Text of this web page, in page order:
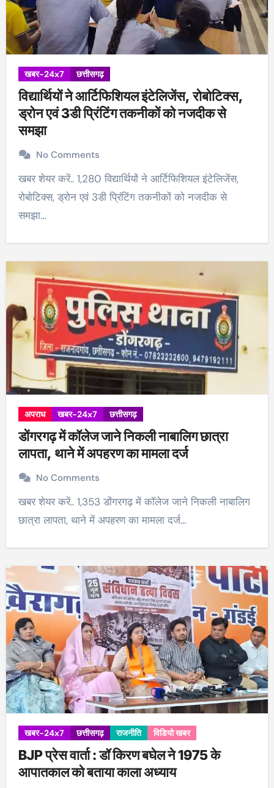
खबर-24x7 छत्तीसगढ़
विद्यार्थियों ने आर्टिफिशियल इंटेलिजेंस, रोबोटिक्स,
ड्रोन एवं 3डी प्रिंटिंग तकनीकों को नजदीक से
समझा
No Comments
खबर शेयर करें.. 1,280 विद्यार्थियों ने आर्टिफिशियल इंटेलिजेंस,
रोबोटिक्स, ड्रोन एवं 3डी प्रिंटिंग तकनीकों को नजदीक से
समझा…
अपराध खबर-24x7 छत्तीसगढ़
डोंगरगढ़ में कॉलेज जाने निकली नाबालिग छात्रा
लापता, थाने में अपहरण का मामला दर्ज
No Comments
खबर शेयर करें.. 1,353 डोंगरगढ़ में कॉलेज जाने निकली नाबालिग
छात्रा लापता, थाने में अपहरण का मामला दर्ज…
खबर-24x7 छत्तीसगढ़ राजनीति विडियो खबर
BJP प्रेस वार्ता : डॉ किरण बघेल ने 1975 के
आपातकाल को बताया काला अध्याय